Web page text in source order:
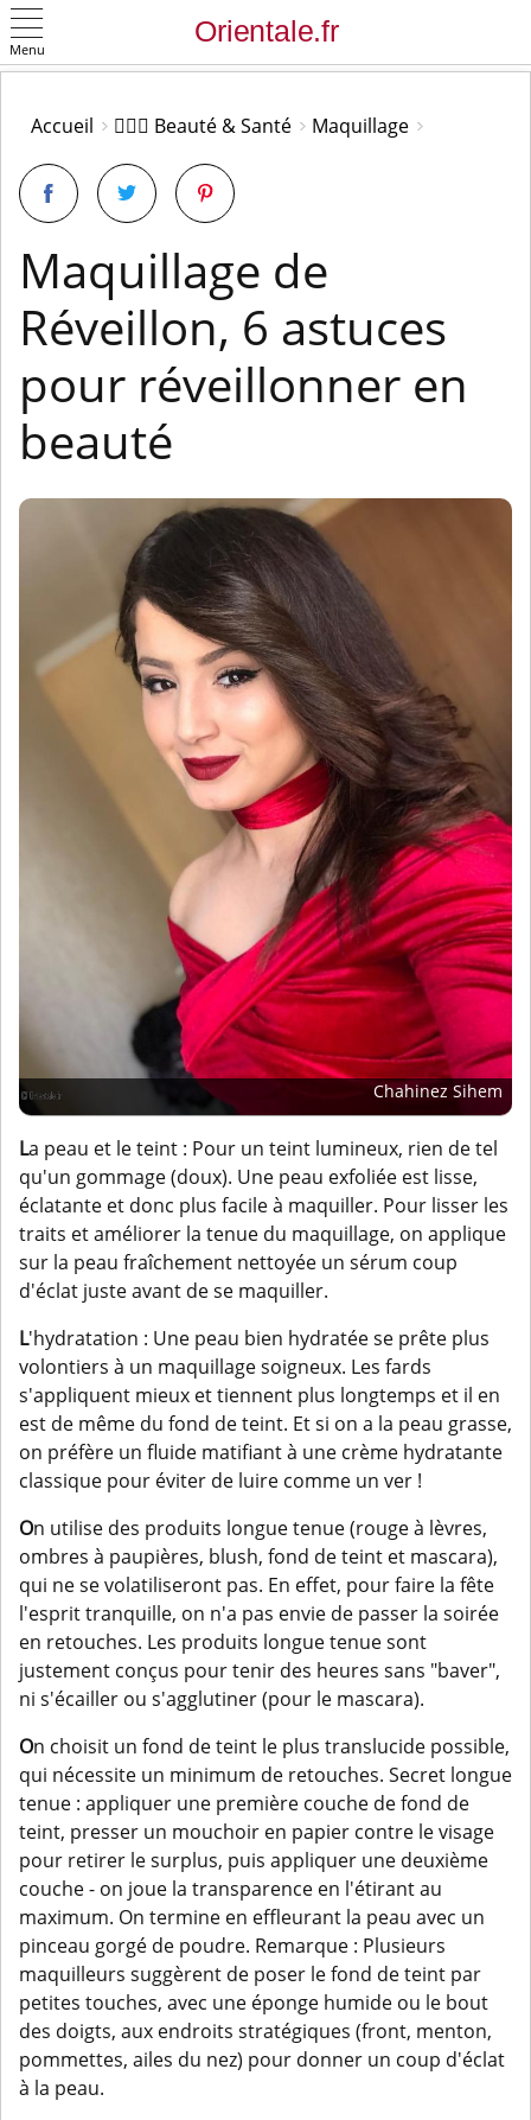
Menu
Accueil 👩🏻‍⚕️ Beauté & Santé Maquillage
Maquillage de
Réveillon, 6 astuces
pour réveillonner en
beauté
Chahinez Sihem
La peau et le teint : Pour un teint lumineux, rien de tel
qu'un gommage (doux). Une peau exfoliée est lisse,
éclatante et donc plus facile à maquiller. Pour lisser les
traits et améliorer la tenue du maquillage, on applique
sur la peau fraîchement nettoyée un sérum coup
d'éclat juste avant de se maquiller.
L'hydratation : Une peau bien hydratée se prête plus
volontiers à un maquillage soigneux. Les fards
s'appliquent mieux et tiennent plus longtemps et il en
est de même du fond de teint. Et si on a la peau grasse,
on préfère un fluide matifiant à une crème hydratante
classique pour éviter de luire comme un ver !
On utilise des produits longue tenue (rouge à lèvres,
ombres à paupières, blush, fond de teint et mascara),
qui ne se volatiliseront pas. En effet, pour faire la fête
l'esprit tranquille, on n'a pas envie de passer la soirée
en retouches. Les produits longue tenue sont
justement conçus pour tenir des heures sans "baver",
ni s'écailler ou s'agglutiner (pour le mascara).
On choisit un fond de teint le plus translucide possible,
qui nécessite un minimum de retouches. Secret longue
tenue : appliquer une première couche de fond de
teint, presser un mouchoir en papier contre le visage
pour retirer le surplus, puis appliquer une deuxième
couche - on joue la transparence en l'étirant au
maximum. On termine en effleurant la peau avec un
pinceau gorgé de poudre. Remarque : Plusieurs
maquilleurs suggèrent de poser le fond de teint par
petites touches, avec une éponge humide ou le bout
des doigts, aux endroits stratégiques (front, menton,
pommettes, ailes du nez) pour donner un coup d'éclat
à la peau.